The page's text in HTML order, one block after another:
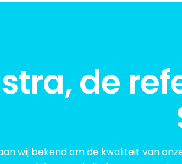
de
wij bekend om de kwaliteit van